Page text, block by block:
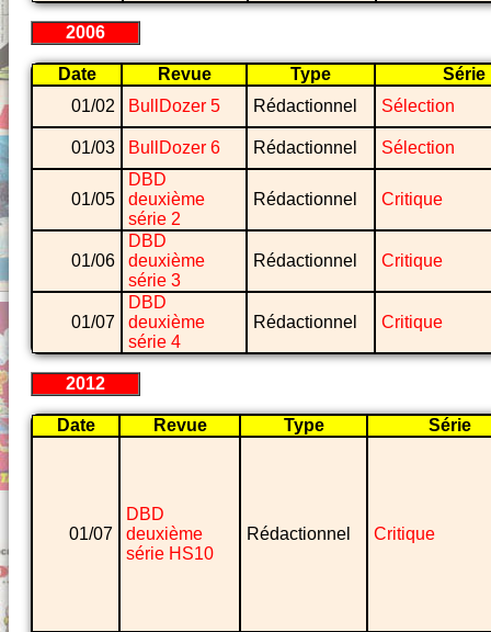
2006
Date Revue Type
Série
01/02
BullDozer 5 Rédactionnel Sélection
01/03 BullDozer 6 Rédactionnel Sélection
01/05
DBD
deuxième
série 2
Rédactionnel Critique
01/06
DBD
deuxième
série 3
Rédactionnel Critique
01/07
DBD
deuxième
série 4
Rédactionnel Critique
2012
Date Revue Type Série
01/07
DBD
deuxième
série HS10
Rédactionnel Critique